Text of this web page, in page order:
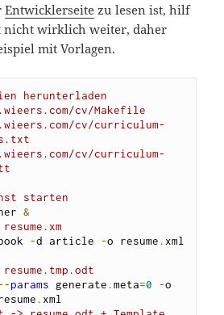
Entwicklerseite zu lesen ist, hilf
nicht wirklich weiter, daher
mit Vorlagen.
herunterladen
cv/Makefile
cv/curriculum-
cv/curriculum-
starten
&
-d article -o resume . xml
params generate .meta=0 -o
.